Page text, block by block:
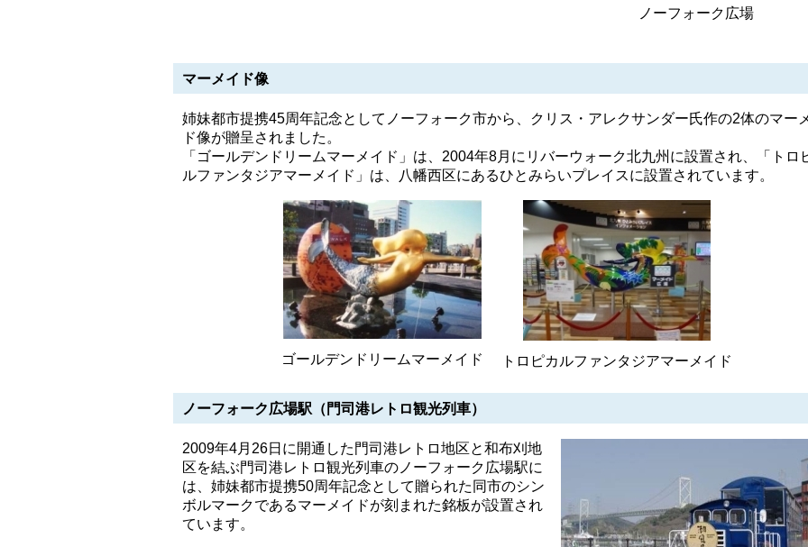
ノーフォーク広場
マーメイド像
姉妹都市提携45周年記念としてノーフォーク市から、クリス・アレクサンダー氏作の2体のマー
ド像が贈呈されました。
「ゴールデンドリームマーメイド」は、2004年8月にリバーウォーク北九州に設置され、「トロ
ルファンタジアマーメイド」は、八幡西区にあるひとみらいプレイスに設置されています。
ゴールデンドリームマーメイド トロピカルファンタジアマーメイド
ノーフォーク広場駅（門司港レトロ観光列車）
2009年4月26日に開通した門司港レトロ地区と和布刈地
区を結ぶ門司港レトロ観光列車のノーフォーク広場駅に
は、姉妹都市提携50周年記念として贈られた同市のシン
ボルマークであるマーメイドが刻まれた銘板が設置され
ています。